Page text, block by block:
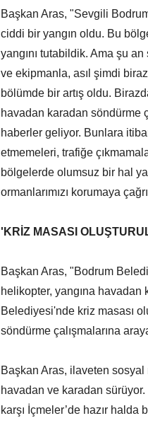
Başkan Aras, "Sevgili
ciddi bir yangın oldu. Bu
yangını tutabildik. Ama şu
ve ekipmanla, asıl şimdi
bölümde bir artış oldu.
havadan karadan söndürme
haberler geliyor. Bunlara
etmemeleri, trafiğe
bölgelerde olumsuz bir hal
ormanlarımızı korumaya
'KRİZ MASASI
Başkan Aras, "Bodrum
helikopter, yangına
Belediyesi'nde kriz masası
söndürme çalışmalarına
Başkan Aras, ilaveten sosyal
havadan ve karadan sürüyor.
karşı İçmeler’de hazır halda